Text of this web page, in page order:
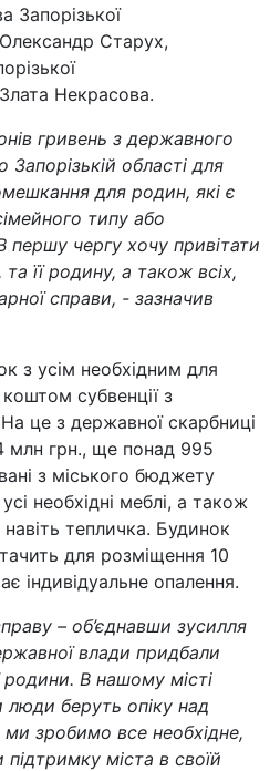
Запорізької
Старух,
Некрасова.
гривень з державного
області для
для родин, які є
типу або
чергу хочу привітати
її родину, а також всіх,
справи, - зазначив
з усім необхідним для
субвенції з
це з державної скарбниці
млн грн., ще понад 995
з міського бюджету
необхідні меблі, а також
тепличка. Будинок
для розміщення 10
індивідуальне опалення.
– об’єднавши зусилля
влади придбали
родини. В нашому місті
люди беруть опіку над
ми зробимо все необхідне,
підтримку міста в своїй